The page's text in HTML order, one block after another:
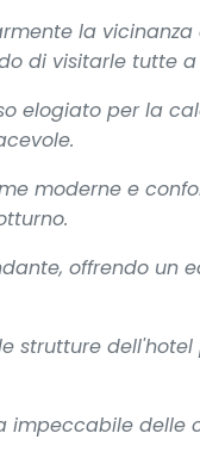
la
di visitarle tutte a
elogiato per la
moderne e
offrendo un
strutture
impeccabile delle